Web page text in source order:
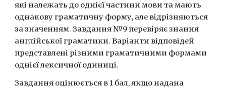
які належать до однієї частини мови та мають
однакову граматичну форму, але відрізняються
за значенням. Завдання №9 перевіряє знання
англійської граматики. Варіанти відповідей
представлені різними граматичними формами
однієї лексичної одиниці.
Завдання оцінюється в 1 бал, якщо надана